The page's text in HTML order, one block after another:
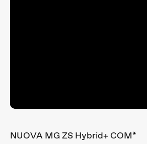
NUOVA MG ZS Hybrid+ COM*